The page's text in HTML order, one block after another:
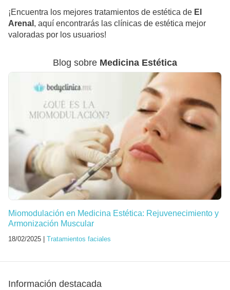
¡Encuentra los mejores tratamientos de estética de El
Arenal , aquí encontrarás las clínicas de estética mejor
valoradas por los usuarios!
Blog sobre Medicina Estética
Miomodulación en Medicina Estética: Rejuvenecimiento y
Armonización Muscular
18/02/2025 | Tratamientos faciales
Información destacada